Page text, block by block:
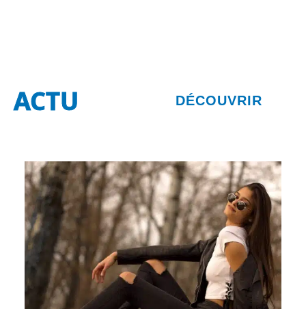
ACTU DÉCOUVRIR